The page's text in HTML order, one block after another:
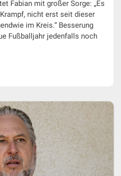
Fabian mit großer Sorge: „Es
nicht erst seit dieser
im Kreis.“ Besserung
Fußballjahr jedenfalls noch